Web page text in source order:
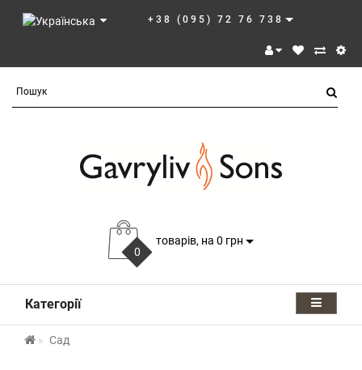
+38 (095) 72 76 738
0
товарів, на 0 грн
Категорії
Сад